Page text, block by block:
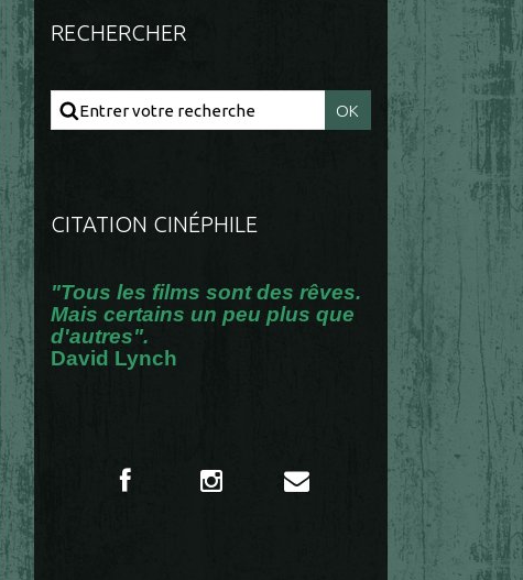
RECHERCHER
CITATION CINÉPHILE
"Tous les films sont des rêves.
Mais certains un peu plus que
d'autres".
David Lynch